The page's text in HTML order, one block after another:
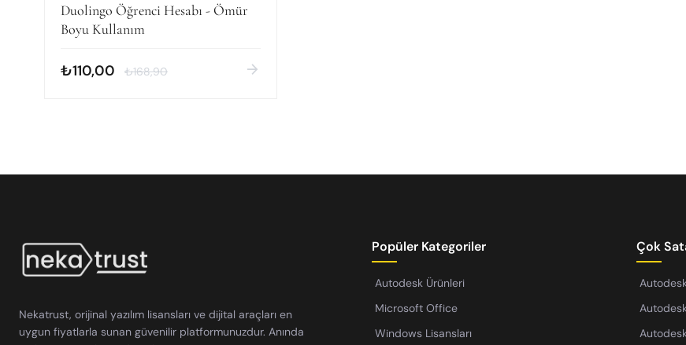
Duolingo Öğrenci Hesabı - Ömür
Boyu Kullanım
₺110,00 ₺168,90 arrow_forward
Nekatrust, orijinal yazılım lisansları ve dijital araçları en
uygun fiyatlarla sunan güvenilir platformunuzdur. Anında
Popüler Kategoriler
Autodesk Ürünleri
Microsoft Office
Windows Lisansları
Çok